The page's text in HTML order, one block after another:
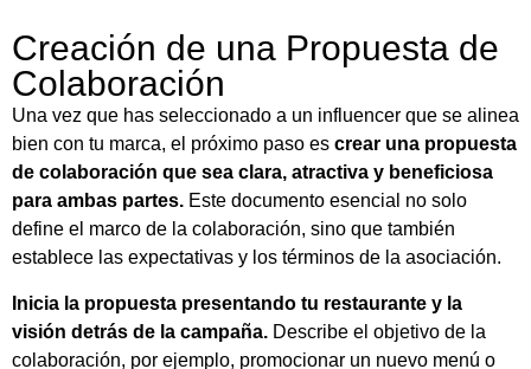
Creación de una Propuesta de
Colaboración
Una vez que has seleccionado a un influencer que se alinea
bien con tu marca, el próximo paso es crear una propuesta
de colaboración que sea clara, atractiva y beneficiosa
para ambas partes. Este documento esencial no solo
define el marco de la colaboración, sino que también
establece las expectativas y los términos de la asociación.
Inicia la propuesta presentando tu restaurante y la
visión detrás de la campaña. Describe el objetivo de la
colaboración, por ejemplo, promocionar un nuevo menú o